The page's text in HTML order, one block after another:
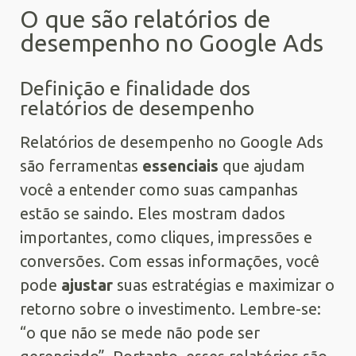
O que são relatórios de
desempenho no Google Ads
Definição e finalidade dos
relatórios de desempenho
Relatórios de desempenho no Google Ads
são ferramentas essenciais que ajudam
você a entender como suas campanhas
estão se saindo. Eles mostram dados
importantes, como cliques, impressões e
conversões. Com essas informações, você
pode ajustar suas estratégias e maximizar o
retorno sobre o investimento. Lembre-se:
“o que não se mede não pode ser